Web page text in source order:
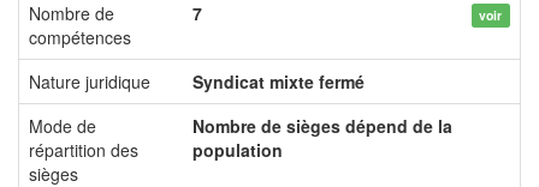
Nombre de
compétences
7 voir
Nature juridique
Syndicat mixte fermé
Mode de
répartition des
sièges
Nombre de sièges dépend de la
population